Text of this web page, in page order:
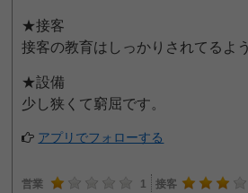
★接客
接客の教育はしっかりされてるよ
★設備
少し狭くて窮屈です。
アプリでフォローする
営業 1 接客